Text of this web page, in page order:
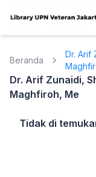
Beranda
Dr. Arif
Dr. Arif Zunaidi,
Maghfiroh, Me
Tidak di